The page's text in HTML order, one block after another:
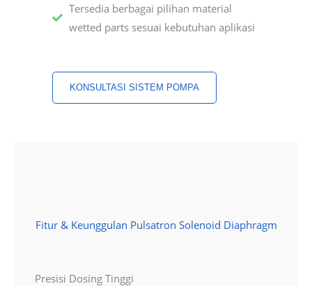
Tersedia berbagai pilihan material
wetted parts sesuai kebutuhan aplikasi
KONSULTASI SISTEM POMPA
Fitur & Keunggulan Pulsatron Solenoid Diaphragm
Presisi Dosing Tinggi